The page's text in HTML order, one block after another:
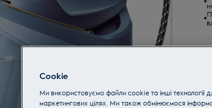
Cookie
Ми використовуємо файли cookie та інші технології
маркетингових цілях. Ми також обмінюємося